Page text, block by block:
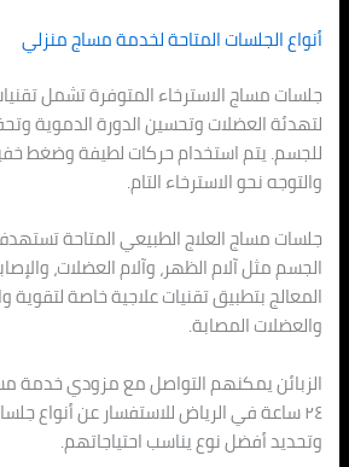
أنواع الجلسات المتاحة لخدمة مساج منزلي
جلسات مساج الاسترخاء المتوفرة تشمل
لتهدئة العضلات وتحسين الدورة الدموية
للجسم. يتم استخدام حركات لطيفة وضغط
والتوجه نحو الاسترخاء التام.
جلسات مساج العلاج الطبيعي المتاحة
الجسم مثل آلام الظهر، وآلام العضلات،
المعالج بتطبيق تقنيات علاجية خاصة
والعضلات المصابة.
الزبائن يمكنهم التواصل مع مزودي خدمة
٢٤ ساعة في الرياض للاستفسار عن أنواع
وتحديد أفضل نوع يناسب احتياجاتهم.